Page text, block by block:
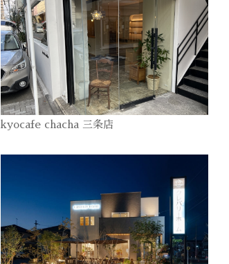
kyocafe chacha 三条店